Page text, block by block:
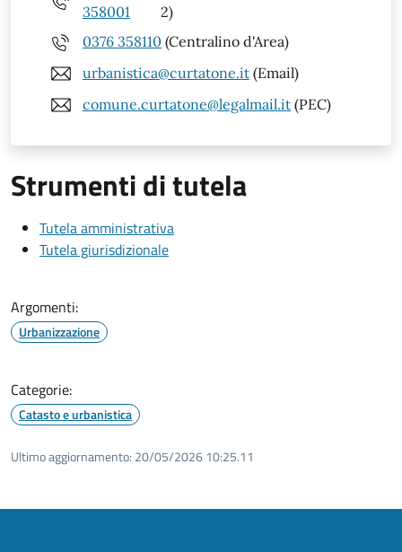
358001
2)
0376 358110 (Centralino d'Area)
urbanistica@curtatone.it (Email)
comune.curtatone@legalmail.it (PEC)
Strumenti di tutela
Tutela amministrativa
Tutela giurisdizionale
Argomenti:
Urbanizzazione
Categorie:
Catasto e urbanistica
Ultimo aggiornamento: 20/05/2026 10:25.11